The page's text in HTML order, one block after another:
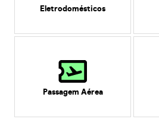
Eletrodomésticos
Passagem Aérea